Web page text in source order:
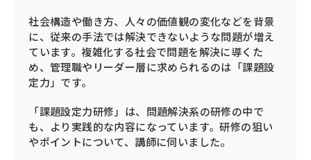
社会構造や働き方、人々の価値観の変化などを背景
に、従来の手法では解決できないような問題が増え
ています。複雑化する社会で問題を解決に導くた
め、管理職やリーダー層に求められるのは「課題設
定力」です。
「課題設定力研修」は、問題解決系の研修の中で
も、より実践的な内容になっています。研修の狙い
やポイントについて、講師に伺いました。